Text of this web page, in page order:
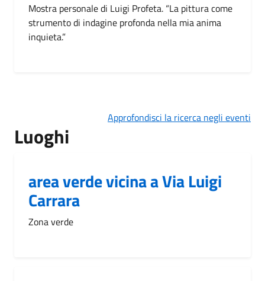
Mostra personale di Luigi Profeta. “La pittura come
strumento di indagine profonda nella mia anima
inquieta.”
Approfondisci la ricerca negli eventi
Luoghi
area verde vicina a Via Luigi
Carrara
Zona verde